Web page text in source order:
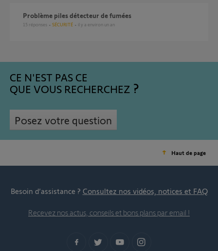
Problème piles détecteur de fumées
15 réponses SÉCURITÉ il y a environ un an
CE N'EST PAS CE
QUE VOUS RECHERCHEZ
Posez votre question
Haut de page
Besoin d’assistance ? Consultez nos vidéos, notices et FAQ
Recevez nos actus, conseils et bons plans par email !